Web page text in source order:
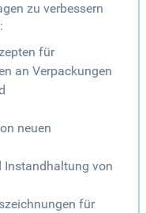
zu verbessern
für
an Verpackungen
neuen
Instandhaltung von
für